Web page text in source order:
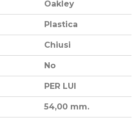
Oakley
Plastica
Chiusi
No
PER LUI
54,00 mm.